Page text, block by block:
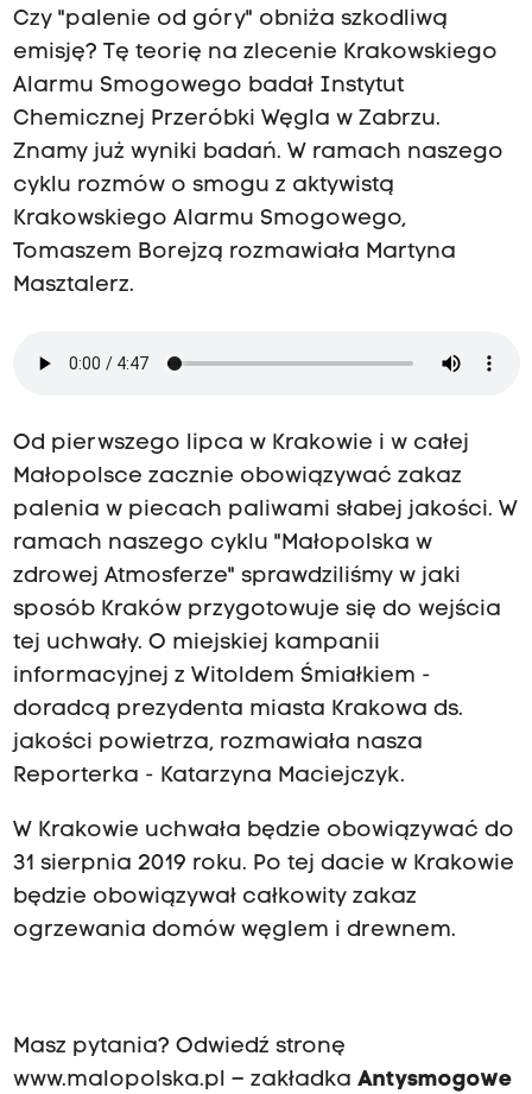
Czy "palenie od góry" obniża szkodliwą
emisję? Tę teorię na zlecenie Krakowskiego
Alarmu Smogowego badał Instytut
Chemicznej Przeróbki Węgla w Zabrzu.
Znamy już wyniki badań. W ramach naszego
cyklu rozmów o smogu z aktywistą
Krakowskiego Alarmu Smogowego,
Tomaszem Borejzą rozmawiała Martyna
Masztalerz.
Od pierwszego lipca w Krakowie i w całej
Małopolsce zacznie obowiązywać zakaz
palenia w piecach paliwami słabej jakości. W
ramach naszego cyklu "Małopolska w
zdrowej Atmosferze" sprawdziliśmy w jaki
sposób Kraków przygotowuje się do wejścia
tej uchwały. O miejskiej kampanii
informacyjnej z Witoldem Śmiałkiem -
doradcą prezydenta miasta Krakowa ds.
jakości powietrza, rozmawiała nasza
Reporterka - Katarzyna Maciejczyk.
W Krakowie uchwała będzie obowiązywać do
31 sierpnia 2019 roku. Po tej dacie w Krakowie
będzie obowiązywał całkowity zakaz
ogrzewania domów węglem i drewnem.
Masz pytania? Odwiedź stronę
www.malopolska.pl – zakładka Antysmogowe